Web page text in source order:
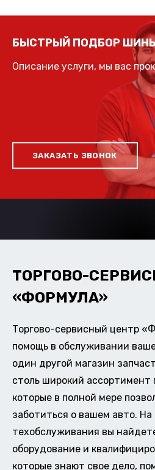
БЫСТРЫЙ ПОДБОР
Описание услуги, мы вас
ЗАКАЗАТЬ ЗВОНОК
ТОРГОВО-
«ФОРМУЛА»
Торгово-сервисный центр
помощь в обслуживании
один другой магазин
столь широкий ассортимент
которые в полной мере
заботиться о вашем авто.
техобслуживания вы
оборудование и
которые знают свое дело,